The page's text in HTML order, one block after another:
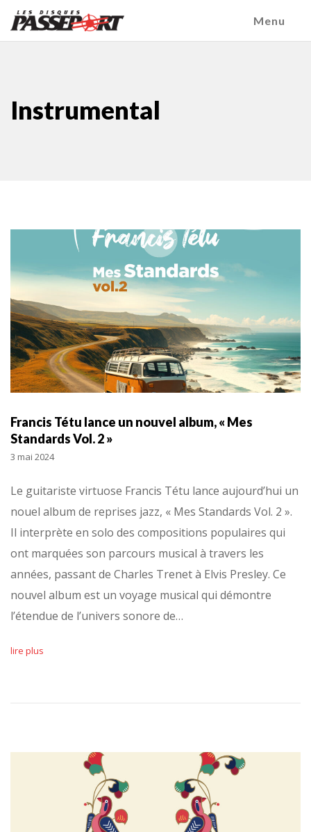
Menu
Instrumental
Francis Tétu lance un nouvel album, « Mes
Standards Vol. 2 »
3 mai 2024
Le guitariste virtuose Francis Tétu lance aujourd’hui un
nouel album de reprises jazz, « Mes Standards Vol. 2 ».
Il interprète en solo des compositions populaires qui
ont marquées son parcours musical à travers les
années, passant de Charles Trenet à Elvis Presley. Ce
nouvel album est un voyage musical qui démontre
l’étendue de l’univers sonore de…
lire plus